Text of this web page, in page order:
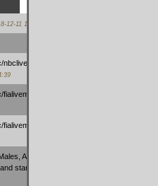
12-11 15:42
Alpha force
stamina, are